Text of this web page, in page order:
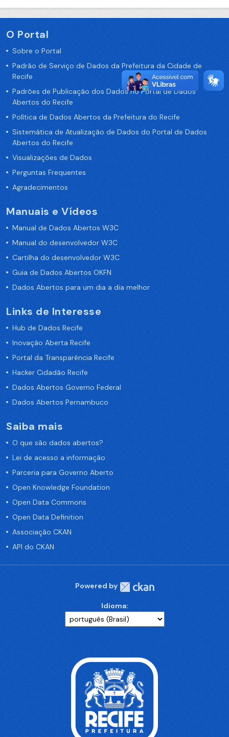
O Portal
Sobre o Portal
Padrão de Serviço de Dados da Prefeitura da Cidade de
Recife
Padrões de Publicação dos Dados no Portal de Dados
Abertos do Recife
Política de Dados Abertos da Prefeitura do Recife
Sistemática de Atualização de Dados do Portal de Dados
Abertos do Recife
Visualizações de Dados
Perguntas Frequentes
Agradecimentos
Manuais e Vídeos
Manual de Dados Abertos W3C
Manual do desenvolvedor W3C
Cartilha do desenvolvedor W3C
Guia de Dados Abertos OKFN
Dados Abertos para um dia a dia melhor
Links de Interesse
Hub de Dados Recife
Inovação Aberta Recife
Portal da Transparência Recife
Hacker Cidadão Recife
Dados Abertos Governo Federal
Dados Abertos Pernambuco
Saiba mais
O que são dados abertos?
Lei de acesso a informação
Parceria para Governo Aberto
Open Knowledge Foundation
Open Data Commons
Open Data Definition
Associação CKAN
API do CKAN
Powered by
Idioma